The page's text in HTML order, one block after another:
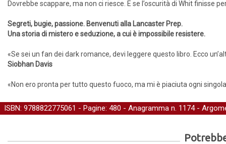
Dovrebbe scappare, ma non ci riesce. E se l’oscurità di Whit finisse
Segreti, bugie, passione. Benvenuti alla Lancaster Prep.
Una storia di mistero e seduzione, a cui è impossibile resistere.
«Se sei un fan dei dark romance, devi leggere questo libro. Ecco
Siobhan Davis
«Non ero pronta per tutto questo fuoco, ma mi è piaciuta ogni
ISBN: 9788822775061 - Pagine: 480 - Anagramma n. 1174 -